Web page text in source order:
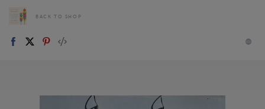
BACK TO SHOP